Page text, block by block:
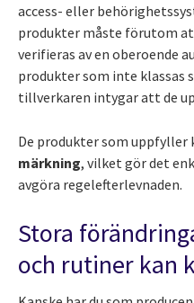
access- eller
produkter måste förutom
verifieras av en oberoende
produkter som inte klassas
tillverkaren intygar att de
De produkter som uppfyller
märkning, vilket gör det
avgöra regelefterlevnaden.
Stora
och rutiner kan